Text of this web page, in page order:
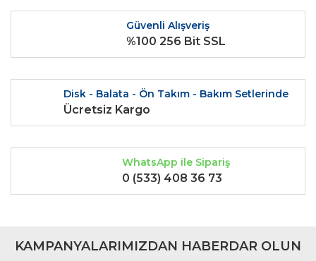
Bu ürüne benzer farklı alternatifler olmalı.
Gönder
Güvenli Alışveriş
%100 256 Bit SSL
Disk - Balata - Ön Takım - Bakım Setlerinde
Ücretsiz Kargo
WhatsApp ile Sipariş
0 (533) 408 36 73
KAMPANYALARIMIZDAN HABERDAR OLUN